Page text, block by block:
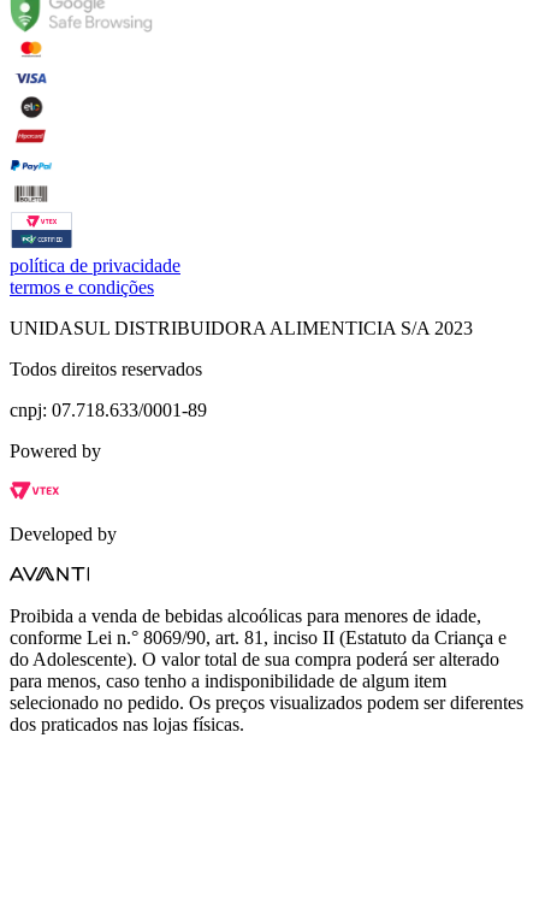
política de privacidade
termos e condições
UNIDASUL DISTRIBUIDORA ALIMENTICIA S/A 2023
Todos direitos reservados
cnpj: 07.718.633/0001-89
Powered by
Developed by
Proibida a venda de bebidas alcoólicas para menores de idade,
conforme Lei n.° 8069/90, art. 81, inciso II (Estatuto da Criança e
do Adolescente). O valor total de sua compra poderá ser alterado
para menos, caso tenho a indisponibilidade de algum item
selecionado no pedido. Os preços visualizados podem ser diferentes
dos praticados nas lojas físicas.